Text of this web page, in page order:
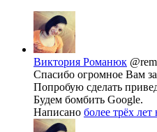
Виктория Романюк
Спасибо огромное Вам
Попробую сделать
Будем бомбить Google.
Написано более трёх лет